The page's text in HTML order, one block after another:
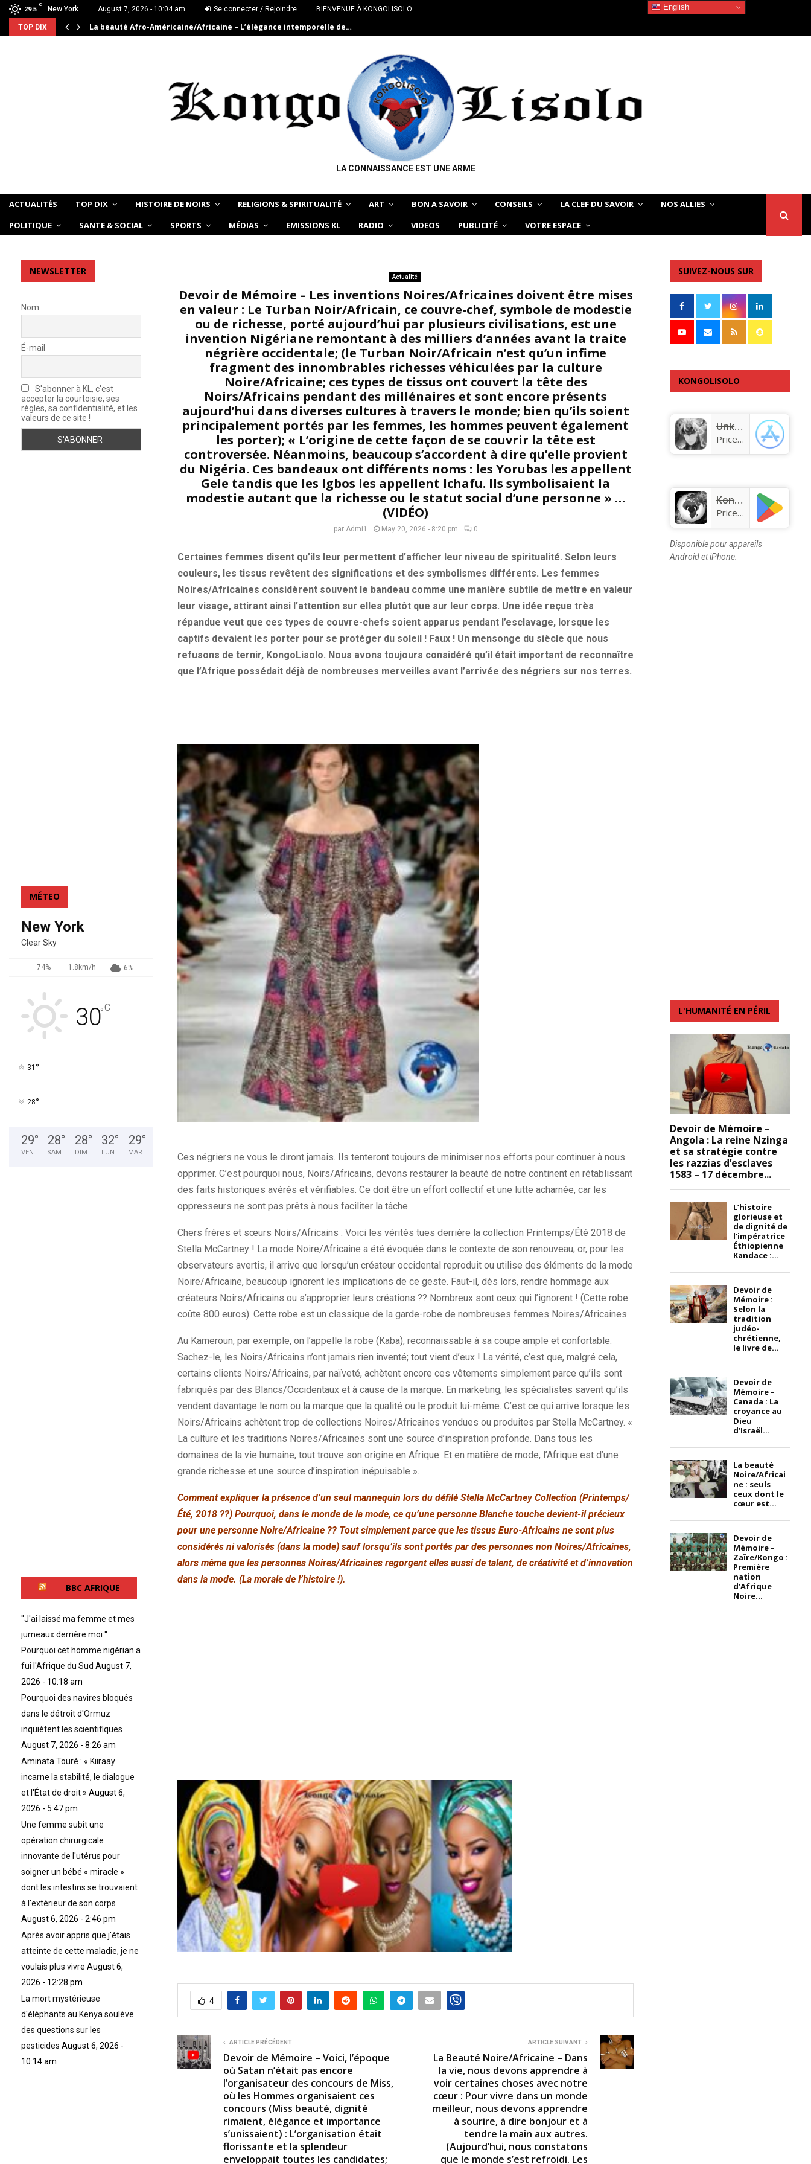
29.5
C
New York August 7, 2026 - 10:04 am Se connecter / Rejoindre BIENVENUE À KONGOLISOLO
TOP DIX La beauté Afro-Américaine/Africaine – L’élégance intemporelle de…
LA CONNAISSANCE EST UNE ARME
ACTUALITÉS TOP DIX HISTOIRE DE NOIRS RELIGIONS & SPIRITUALITÉ ART BON A SAVOIR CONSEILS LA CLEF DU SAVOIR
NOS ALLIES
POLITIQUE
SANTE & SOCIAL SPORTS MÉDIAS EMISSIONS KL RADIO VIDEOS PUBLICITÉ VOTRE ESPACE
Actualité
Devoir de Mémoire – Les inventions Noires/Africaines doivent être mises
en valeur : Le Turban Noir/Africain, ce couvre-chef, symbole de modestie
ou de richesse, porté aujourd’hui par plusieurs civilisations, est une
invention Nigériane remontant à des milliers d’années avant la traite
négrière occidentale; (le Turban Noir/Africain n’est qu’un infime
fragment des innombrables richesses véhiculées par la culture
Noire/Africaine; ces types de tissus ont couvert la tête des
Noirs/Africains pendant des millénaires et sont encore présents
aujourd’hui dans diverses cultures à travers le monde; bien qu’ils soient
principalement portés par les femmes, les hommes peuvent également
les porter); « L’origine de cette façon de se couvrir la tête est
controversée. Néanmoins, beaucoup s’accordent à dire qu’elle provient
du Nigéria. Ces bandeaux ont différents noms : les Yorubas les appellent
Gele tandis que les Igbos les appellent Ichafu. Ils symbolisaient la
modestie autant que la richesse ou le statut social d’une personne » …
(VIDÉO)
par Admi1 May 20, 2026 - 8:20 pm 0
Certaines femmes disent qu’ils leur permettent d’afficher leur niveau de spiritualité. Selon leurs
couleurs, les tissus revêtent des significations et des symbolismes différents. Les femmes
Noires/Africaines considèrent souvent le bandeau comme une manière subtile de mettre en valeur
leur visage, attirant ainsi l’attention sur elles plutôt que sur leur corps. Une idée reçue très
répandue veut que ces types de couvre-chefs soient apparus pendant l’esclavage, lorsque les
captifs devaient les porter pour se protéger du soleil ! Faux ! Un mensonge du siècle que nous
refusons de ternir, KongoLisolo. Nous avons toujours considéré qu’il était important de reconnaître
que l’Afrique possédait déjà de nombreuses merveilles avant l’arrivée des négriers sur nos terres.
Ces négriers ne vous le diront jamais. Ils tenteront toujours de minimiser nos efforts pour continuer à nous
opprimer. C’est pourquoi nous, Noirs/Africains, devons restaurer la beauté de notre continent en rétablissant
des faits historiques avérés et vérifiables. Ce doit être un effort collectif et une lutte acharnée, car les
oppresseurs ne sont pas prêts à nous faciliter la tâche.
Chers frères et sœurs Noirs/Africains : Voici les vérités tues derrière la collection Printemps/Été 2018 de
Stella McCartney ! La mode Noire/Africaine a été évoquée dans le contexte de son renouveau; or, pour les
observateurs avertis, il arrive que lorsqu’un créateur occidental reproduit ou utilise des éléments de la mode
Noire/Africaine, beaucoup ignorent les implications de ce geste. Faut-il, dès lors, rendre hommage aux
créateurs Noirs/Africains ou s’approprier leurs créations ?? Nombreux sont ceux qui l’ignorent ! (Cette robe
coûte 800 euros). Cette robe est un classique de la garde-robe de nombreuses femmes Noires/Africaines.
Au Kameroun, par exemple, on l’appelle la robe (Kaba), reconnaissable à sa coupe ample et confortable.
Sachez-le, les Noirs/Africains n’ont jamais rien inventé; tout vient d’eux ! La vérité, c’est que, malgré cela,
certains clients Noirs/Africains, par naïveté, achètent encore ces vêtements simplement parce qu’ils sont
fabriqués par des Blancs/Occidentaux et à cause de la marque. En marketing, les spécialistes savent qu’ils
vendent davantage le nom ou la marque que la qualité ou le produit lui-même. C’est ce qui arrive lorsque les
Noirs/Africains achètent trop de collections Noires/Africaines vendues ou produites par Stella McCartney. «
La culture et les traditions Noires/Africaines sont une source d’inspiration profonde. Dans tous les
domaines de la vie humaine, tout trouve son origine en Afrique. Et en matière de mode, l’Afrique est d’une
grande richesse et une source d’inspiration inépuisable ».
Comment expliquer la présence d’un seul mannequin lors du défilé Stella McCartney Collection (Printemps/
Été, 2018 ??) Pourquoi, dans le monde de la mode, ce qu’une personne Blanche touche devient-il précieux
pour une personne Noire/Africaine ?? Tout simplement parce que les tissus Euro-Africains ne sont plus
considérés ni valorisés (dans la mode) sauf lorsqu’ils sont portés par des personnes non Noires/Africaines,
alors même que les personnes Noires/Africaines regorgent elles aussi de talent, de créativité et d’innovation
dans la mode. (La morale de l’histoire !).
4
ARTICLE PRÉCÉDENT
Devoir de Mémoire – Voici, l’époque
où Satan n’était pas encore
l’organisateur des concours de Miss,
où les Hommes organisaient ces
concours (Miss beauté, dignité
rimaient, élégance et importance
s’unissaient) : L’organisation était
florissante et la splendeur
enveloppait toutes les candidates;
ARTICLE SUIVANT
La Beauté Noire/Africaine – Dans
la vie, nous devons apprendre à
voir certaines choses avec notre
cœur : Pour vivre dans un monde
meilleur, nous devons apprendre
à sourire, à dire bonjour et à
tendre la main aux autres.
(Aujourd’hui, nous constatons
que le monde s’est refroidi. Les
NEWSLETTER
Nom
É-mail
S'abonner à KL, c'est
accepter la courtoisie, ses
règles, sa confidentialité, et les
valeurs de ce site !
MÉTEO
New York
Clear Sky
74% 1.8km/h 6%
30°C
31 °
28°
29°
VEN
28°
SAM
28°
DIM
32°
LUN
29°
MAR
BBC AFRIQUE
''J'ai laissé ma femme et mes
jumeaux derrière moi '' :
Pourquoi cet homme nigérian a
fui l'Afrique du Sud August 7,
2026 - 10:18 am
Pourquoi des navires bloqués
dans le détroit d'Ormuz
inquiètent les scientifiques
August 7, 2026 - 8:26 am
Aminata Touré : « Kiiraay
incarne la stabilité, le dialogue
et l'État de droit » August 6,
2026 - 5:47 pm
Une femme subit une
opération chirurgicale
innovante de l'utérus pour
soigner un bébé « miracle »
dont les intestins se trouvaient
à l'extérieur de son corps
August 6, 2026 - 2:46 pm
Après avoir appris que j'étais
atteinte de cette maladie, je ne
voulais plus vivre August 6,
2026 - 12:28 pm
La mort mystérieuse
d'éléphants au Kenya soulève
des questions sur les
pesticides August 6, 2026 -
10:14 am
SUIVEZ-NOUS SUR
KONGOLISOLO
Unknown app
Price:Free
KongoLisolo
Price:Free
Disponible pour appareils
Android et iPhone.
L'HUMANITÉ EN PÉRIL
Devoir de Mémoire –
Angola : La reine Nzinga
et sa stratégie contre
les razzias d’esclaves
1583 – 17 décembre...
L’histoire
glorieuse et
de dignité de
l’impératrice
Éthiopienne
Kandace :...
Devoir de
Mémoire :
Selon la
tradition
judéo-
chrétienne,
le livre de...
Devoir de
Mémoire –
Canada : La
croyance au
Dieu
d’Israël...
La beauté
Noire/Africai
ne : seuls
ceux dont le
cœur est...
Devoir de
Mémoire –
Zaïre/Kongo :
Première
nation
d’Afrique
Noire...
English